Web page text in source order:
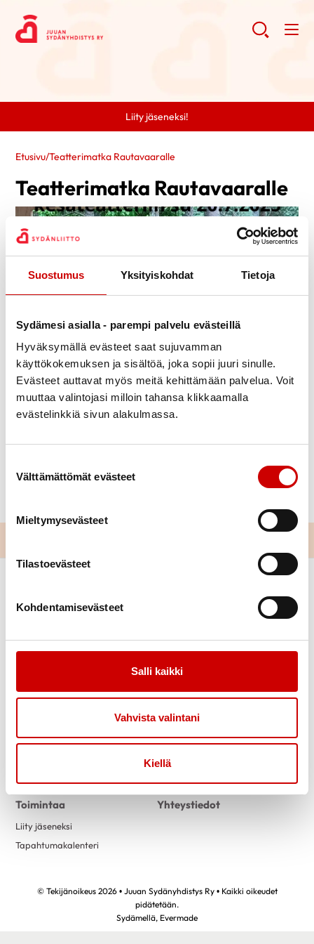
Suostumus Yksityiskohdat Tietoja
Sydämesi asialla - parempi palvelu evästeillä
Hyväksymällä evästeet saat sujuvamman
käyttökokemuksen ja sisältöä, joka sopii juuri sinulle.
Evästeet auttavat myös meitä kehittämään palvelua. Voit
muuttaa valintojasi milloin tahansa klikkaamalla
evästelinkkiä sivun alakulmassa.
Välttämättömät evästeet
Mieltymysevästeet
Tilastoevästeet
Kohdentamisevästeet
Salli kaikki
Vahvista valintani
Kiellä
Liity jäseneksi!
Etusivu/Teatterimatka Rautavaaralle
Teatterimatka Rautavaaralle
Julkaistu 3.7.2025
Jaa Whatsapp
Jaa Facebook
Jaa TwitterJaa Linkedin
Jaa EmailJaa Print
Rautavaaran kesäteatteri, Jokiharjun kyläjuhlat, su
0137. Hinta 35 euroa sisältää kyydin, lipun ja
Link to facebook
Toimintaa
Liity jäseneksi
Tapahtumakalenteri
Yhteystiedot
© Tekijänoikeus 2026 • Juuan Sydänyhdistys Ry • Kaikki oikeudet
pidätetään.
Sydämellä, Evermade